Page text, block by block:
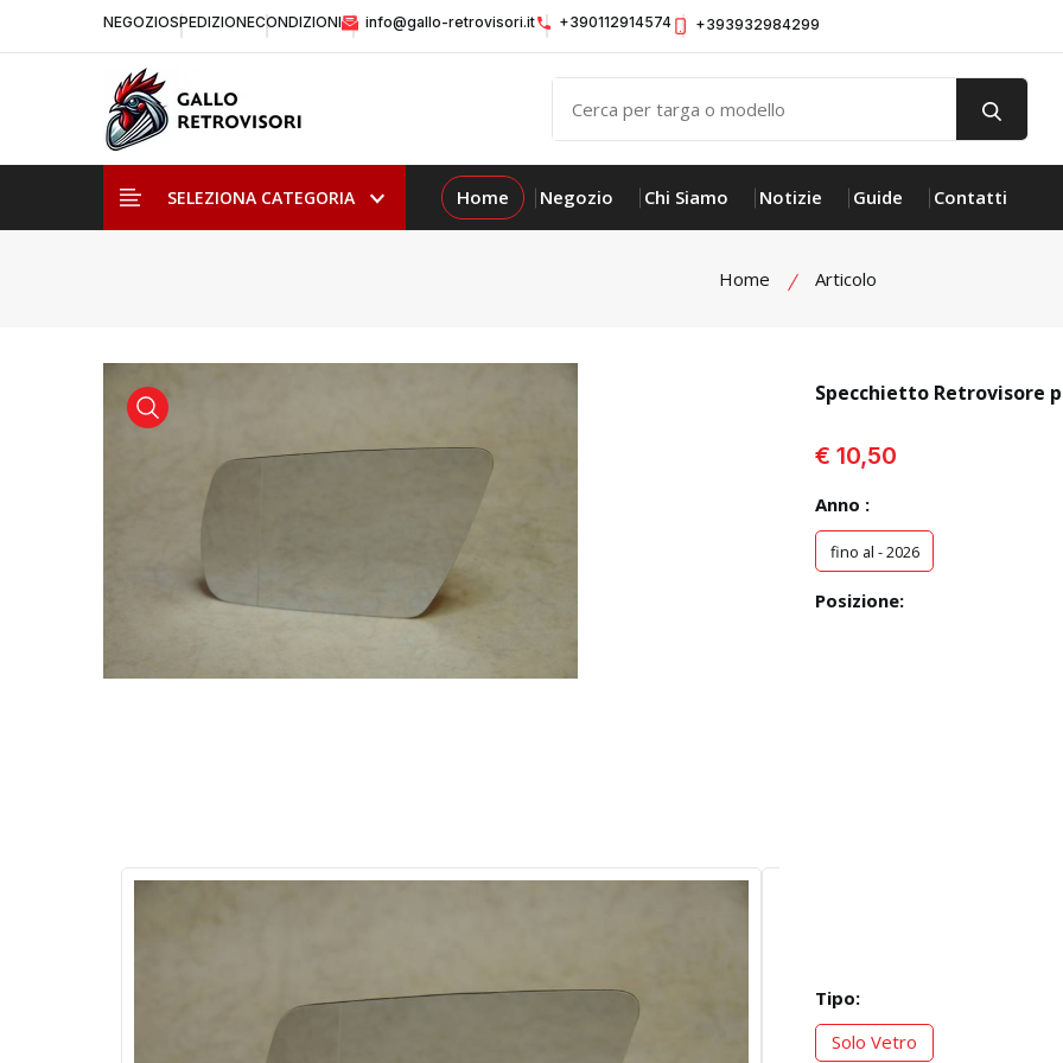
NEGOZIOSPEDIZIONECONDIZIONI info@gallo-retrovisori.it +390112914574 +393932984299
SELEZIONA CATEGORIA Home Negozio Chi Siamo Notizie Guide Contatti
Home Articolo
visualizza prodotto
Specchietto Retrovisore
€ 10,50
Anno :
fino al - 2026
Posizione:
Tipo:
Solo Vetro